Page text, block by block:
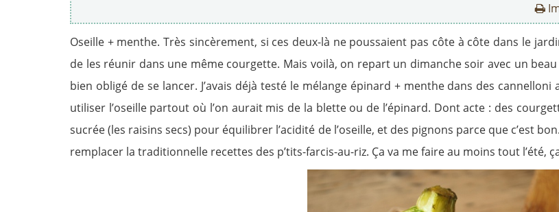
Oseille + menthe. Très sincèrement, si ces deux-là ne poussaient pas côte à côte dans le
de les réunir dans une même courgette. Mais voilà, on repart un dimanche soir avec un
bien obligé de se lancer. J’avais déjà testé le mélange épinard + menthe dans des cannelloni
utiliser l’oseille partout où l’on aurait mis de la blette ou de l’épinard. Dont acte : des
sucrée (les raisins secs) pour équilibrer l’acidité de l’oseille, et des pignons parce que c’est
remplacer la traditionnelle recettes des p’tits-farcis-au-riz. Ça va me faire au moins tout l’été,